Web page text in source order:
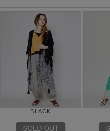
BLACK